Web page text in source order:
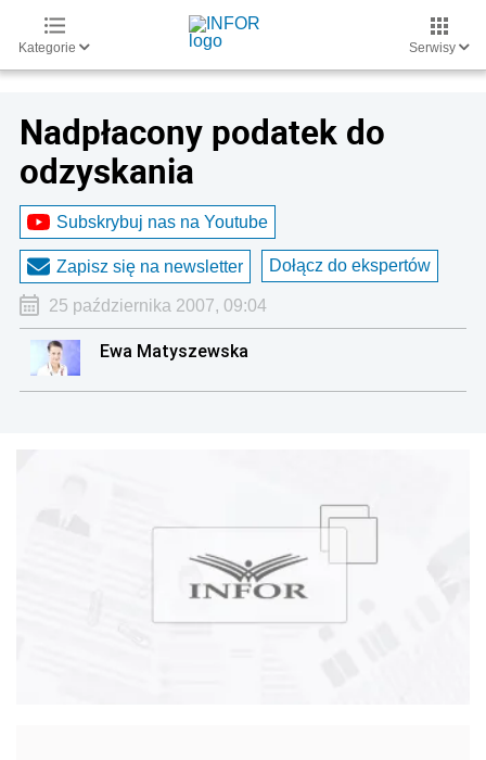
Kategorie Serwisy
Nadpłacony podatek do
odzyskania
Subskrybuj nas na Youtube
Zapisz się na newsletter Dołącz do ekspertów
25 października 2007, 09:04
Ewa Matyszewska